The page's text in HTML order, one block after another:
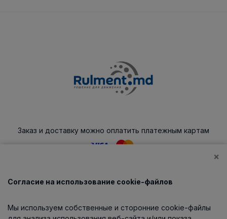
Заказ и доставку можно оплатить платежным картам
Каталог
×
Согласие на использование cookie-файлов
Мы используем собственные и сторонние cookie-файлы